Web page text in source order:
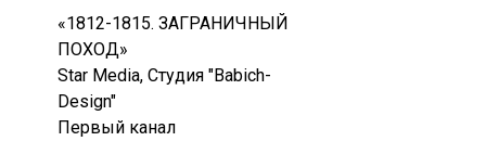
«1812-1815. ЗАГРАНИЧНЫЙ
ПОХОД»
Star Media, Студия "Babich-
Design"
Первый канал